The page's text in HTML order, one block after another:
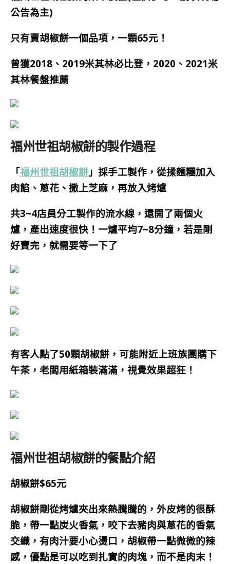
公告為主)
只有賣胡椒餅一個品項，一顆65元！
曾獲2018、2019米其林必比登，2020、2021米
其林餐盤推薦
福州世祖胡椒餅的製作過程
「福州世祖胡椒餅 」採手工製作，從揉麵糰加入
肉餡、蔥花、撒上芝麻，再放入烤爐
共3~4店員分工製作的流水線，還開了兩個火
爐，產出速度很快！ 一爐平均7~8分鐘，若是剛
好賣完，就需要等一下了
有客人點了50顆胡椒餅，可能附近上班族團購下
午茶，老闆用紙箱裝滿滿，視覺效果超狂！
福州世祖胡椒餅的餐點介紹
胡椒餅$65元
胡椒餅剛從烤爐夾出來熱騰騰的 ，外皮烤的很酥
脆，帶一點炭火香氣，咬下去豬肉與蔥花的香氣
交織，有肉汁要小心燙口 ， 胡椒帶一點微微的辣
感，優點是可以吃到扎實的肉塊，而不是肉末 ！